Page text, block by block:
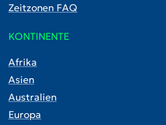
Zeitzonen FAQ
KONTINENTE
Afrika
Asien
Australien
Europa